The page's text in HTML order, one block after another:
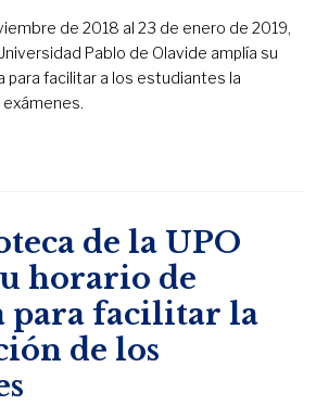
de 2018 al 23 de enero de 2019,
Pablo de Olavide amplía su
para facilitar a los estudiantes la
de la UPO
horario de
para facilitar la
de los